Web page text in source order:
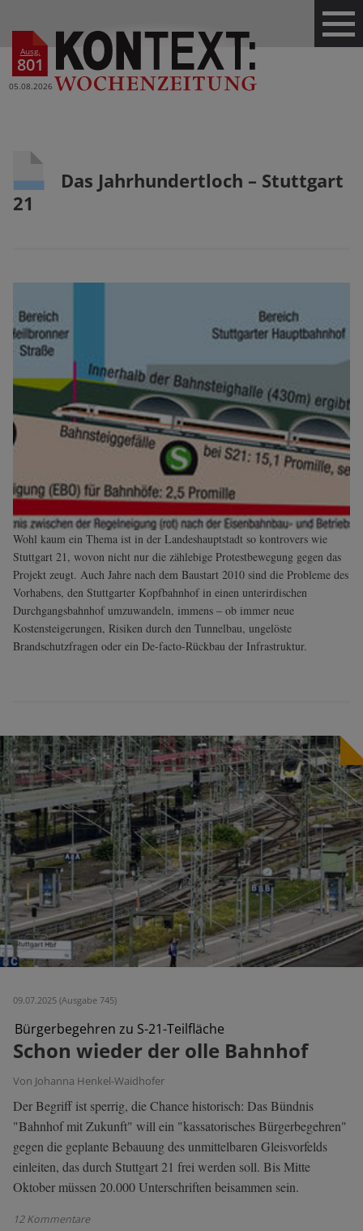
Ausg.
801
05.08.2026
Das Jahrhundertloch – Stuttgart
21
Wohl kaum ein Thema ist in der Landeshauptstadt so kontrovers wie
Stuttgart 21, wovon nicht nur die zählebige Protestbewegung gegen das
Projekt zeugt. Auch Jahre nach dem Baustart 2010 sind die Probleme des
Vorhabens, den Stuttgarter Kopfbahnhof in einen unterirdischen
Durchgangsbahnhof umzuwandeln, immens – ob immer neue
Kostensteigerungen, Risiken durch den Tunnelbau, ungelöste
Brandschutzfragen oder ein De-facto-Rückbau der Infrastruktur.
09.07.2025 (Ausgabe 745)
Bürgerbegehren zu S-21-Teilfläche
Schon wieder der olle Bahnhof
Von Johanna Henkel-Waidhofer
Der Begriff ist sperrig, die Chance historisch: Das Bündnis
"Bahnhof mit Zukunft" will ein "kassatorisches Bürgerbegehren"
gegen die geplante Bebauung des unmittelbaren Gleisvorfelds
einleiten, das durch Stuttgart 21 frei werden soll. Bis Mitte
Oktober müssen 20.000 Unterschriften beisammen sein.
12 Kommentare